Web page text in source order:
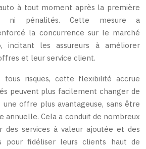
à tout moment après la première
ni pénalités. Cette mesure a
la concurrence sur le marché
incitant les assureurs à améliorer
et leur service client.
tous risques, cette flexibilité accrue
peuvent plus facilement changer de
offre plus avantageuse, sans être
annuelle. Cela a conduit de nombreux
des services à valeur ajoutée et des
pour fidéliser leurs clients haut de